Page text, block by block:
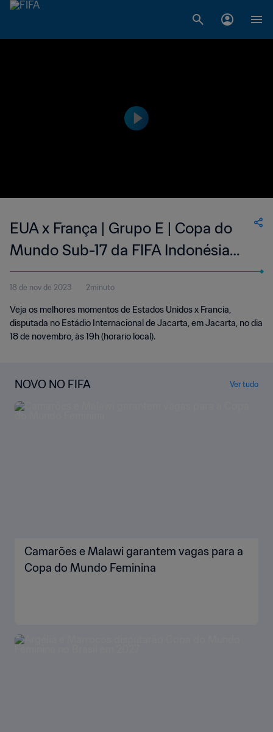
EUA x França | Grupo E | Copa do
Mundo Sub-17 da FIFA Indonésia
2023™ | Melhores Momentos
18 de nov de 2023 2minuto
Veja os melhores momentos de Estados Unidos x Francia,
disputada no Estádio Internacional de Jacarta, em Jacarta, no dia
18 de novembro, às 19h (horario local).
NOVO NO FIFA Ver tudo
Camarões e Malawi garantem vagas para a
Copa do Mundo Feminina